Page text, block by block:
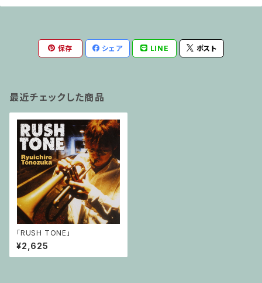
保存 シェア LINE ポスト
最近チェックした商品
「RUSH TONE」
¥2,625